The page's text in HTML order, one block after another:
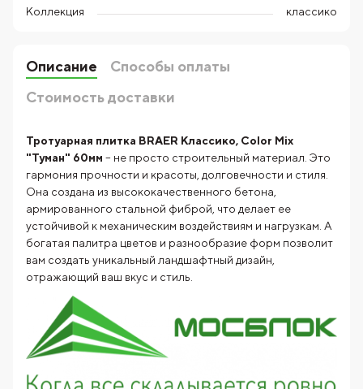
Коллекция классико
Описание
Способы оплаты
Стоимость доставки
Тротуарная плитка BRAER Классико, Color Mix
"Туман" 60мм – не просто строительный материал. Это
гармония прочности и красоты, долговечности и стиля.
Она создана из высококачественного бетона,
армированного стальной фиброй, что делает ее
устойчивой к механическим воздействиям и нагрузкам. А
богатая палитра цветов и разнообразие форм позволит
вам создать уникальный ландшафтный дизайн,
отражающий ваш вкус и стиль.